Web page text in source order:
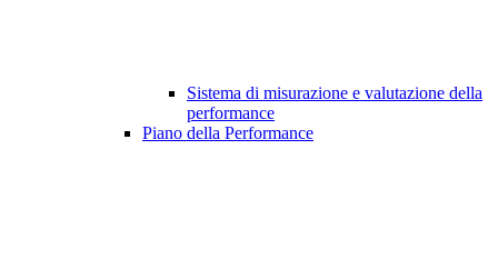
Sistema di misurazione e valutazione della
performance
Piano della Performance